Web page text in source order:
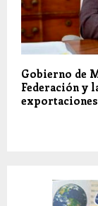
Gobierno de
Federación y
exportaciones